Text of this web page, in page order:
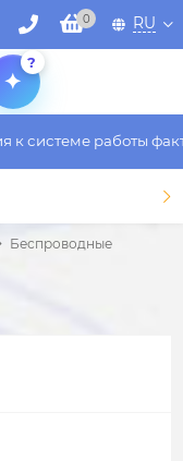
0 RU
?
работы
Беспроводные